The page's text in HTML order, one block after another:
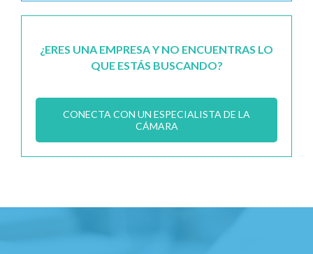
¿ERES UNA EMPRESA Y NO ENCUENTRAS LO
QUE ESTÁS BUSCANDO?
CONECTA CON UN ESPECIALISTA DE LA
CÁMARA